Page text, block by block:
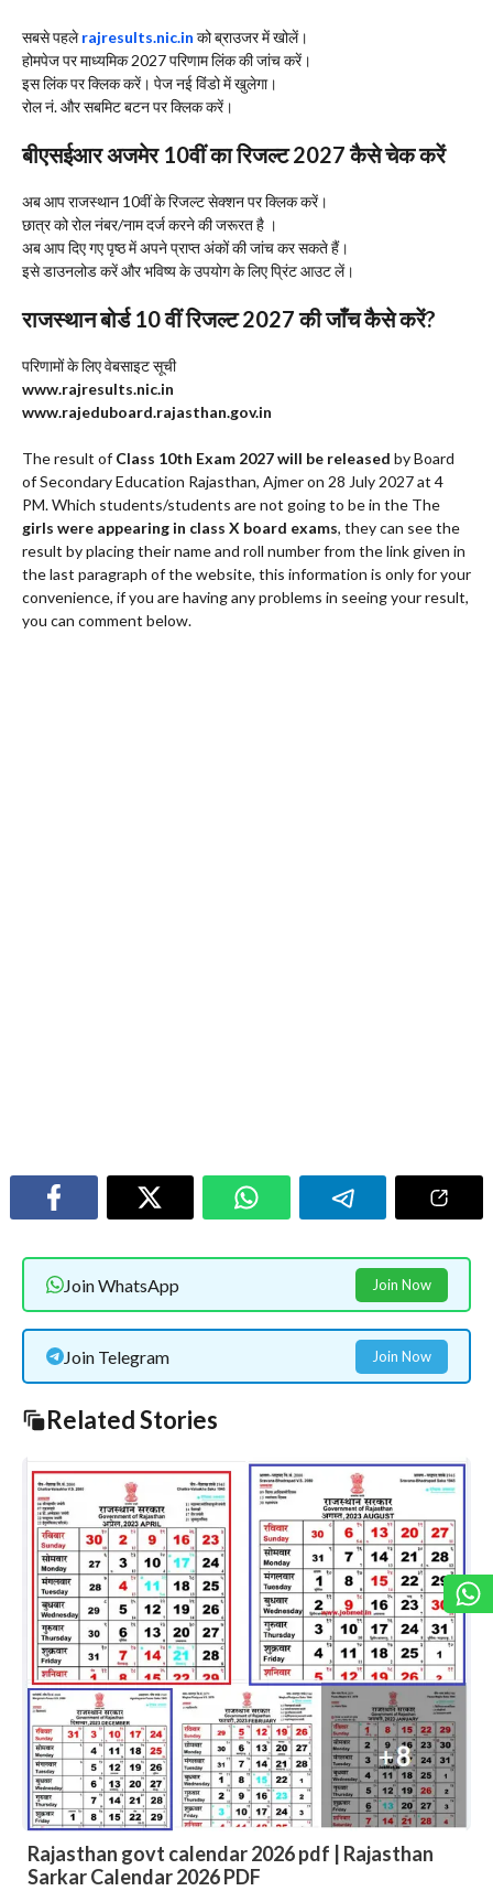
सबसे पहलेrajresults.nic.in को ब्राउजर में खोलें।
होमपेज पर माध्यमिक 2027 परिणाम लिंक की जांच करें।
इस लिंक पर क्लिक करें। पेज नई विंडो में खुलेगा।
रोल नं. और सबमिट बटन पर क्लिक करें।
बीएसईआर अजमेर 10वीं का रिजल्ट 2027 कैसे चेक करें
अब आप राजस्थान 10वीं के रिजल्ट सेक्शन पर क्लिक करें।
छात्र को रोल नंबर/नाम दर्ज करने की जरूरत है ।
अब आप दिए गए पृष्ठ में अपने प्राप्त अंकों की जांच कर सकते हैं।
इसे डाउनलोड करें और भविष्य के उपयोग के लिए प्रिंट आउट लें।
राजस्थान बोर्ड 10 वीं रिजल्ट 2027 की जाँच कैसे करें?
परिणामों के लिए वेबसाइट सूची
www.rajresults.nic.in
www.rajeduboard.rajasthan.gov.in
The result of Class 10th Exam 2027 will be released by Board
of Secondary Education Rajasthan, Ajmer on 28 July 2027 at 4
PM. Which students/students are not going to be in the The
girls were appearing in class X board exams, they can see the
result by placing their name and roll number from the link given in
the last paragraph of the website, this information is only for your
convenience, if you are having any problems in seeing your result,
you can comment below.
Join WhatsApp Join Now
Join Telegram Join Now
Related Stories
DIET 8th Time Table 2027 – DIET Bikaner VIII
Time Table 2027 Download